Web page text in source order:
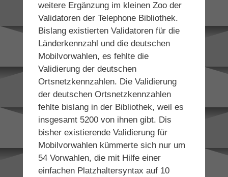
weitere Ergänzung im kleinen Zoo der
Validatoren der Telephone Bibliothek.
Bislang existierten Validatoren für die
Länderkennzahl und die deutschen
Mobilvorwahlen, es fehlte die
Validierung der deutschen
Ortsnetzkennzahlen. Die Validierung
der deutschen Ortsnetzkennzahlen
fehlte bislang in der Bibliothek, weil es
insgesamt 5200 von ihnen gibt. Dis
bisher existierende Validierung für
Mobilvorwahlen kümmerte sich nur um
54 Vorwahlen, die mit Hilfe einer
einfachen Platzhaltersyntax auf 10